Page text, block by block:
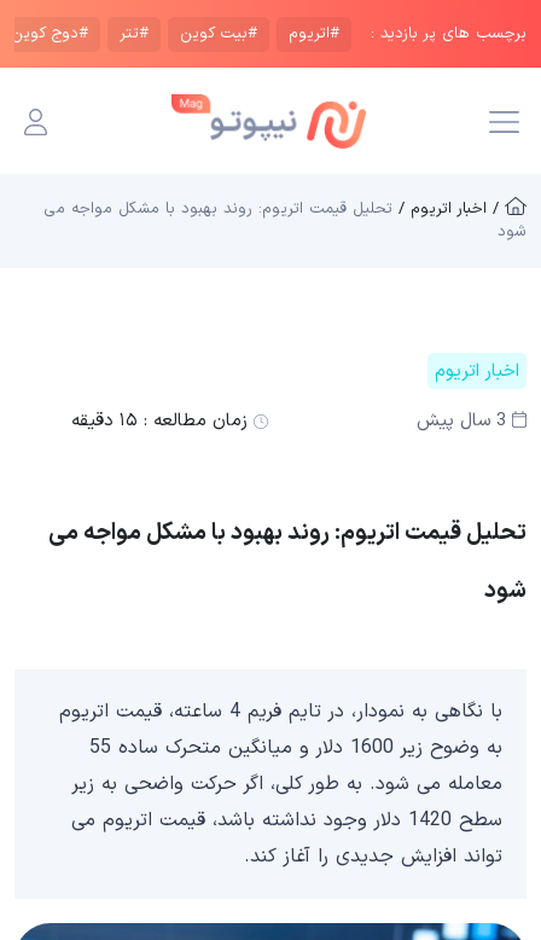
برچسب های پر بازدید : #اتریوم #بیت کوین #تتر #دوج کوین
/ اخبار اتریوم / تحلیل قیمت اتریوم: روند بهبود با مشکل مواجه می
شود
اخبار اتریوم
3 سال پیش
زمان مطالعه : ۱۵ دقیقه
تحلیل قیمت اتریوم: روند بهبود با مشکل مواجه می
شود
با نگاهی به نمودار، در تایم فریم 4 ساعته، قیمت اتریوم
به وضوح زیر 1600 دلار و میانگین متحرک ساده 55
معامله می شود. به طور کلی، اگر حرکت واضحی به زیر
سطح 1420 دلار وجود نداشته باشد، قیمت اتریوم می
تواند افزایش جدیدی را آغاز کند.